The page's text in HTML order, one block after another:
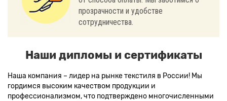
прозрачности и удобстве
сотрудничества.
Наши дипломы и сертификаты
Наша компания – лидер на рынке текстиля в России! Мы
гордимся высоким качеством продукции и
профессионализмом, что подтверждено многочисленными